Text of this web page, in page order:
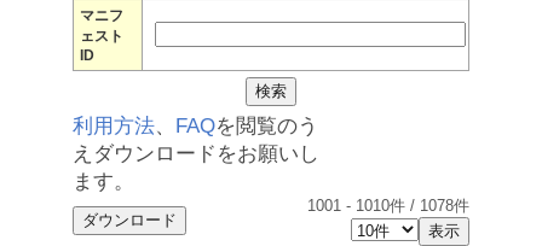
マニフ
ェスト
ID
利用方法、 FAQを閲覧のう
えダウンロードをお願いし
ます。
1001 - 1010件 / 1078件